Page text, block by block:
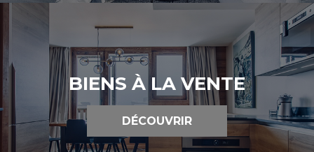
BIENS À LA VENTE
DÉCOUVRIR